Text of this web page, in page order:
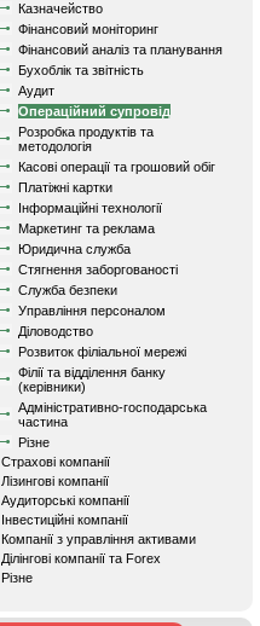
Казначейство
Фінансовий моніторинг
Фінансовий аналіз та планування
Бухоблік та звітність
Аудит
Операційний супровід
Розробка продуктів та
методологія
Касові операції та грошовий обіг
Платіжні картки
Інформаційні технології
Маркетинг та реклама
Юридична служба
Стягнення заборгованості
Служба безпеки
Управління персоналом
Діловодство
Розвиток філіальної мережі
Філії та відділення банку
(керівники)
Адміністративно-господарська
частина
Різне
Страхові компанії
Лізингові компанії
Аудиторські компанії
Інвестиційні компанії
Компанії з управління активами
Ділінгові компанії та Forex
Різне